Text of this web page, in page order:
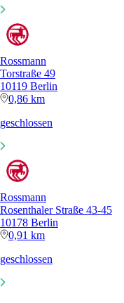
Rossmann
Torstraße 49
10119 Berlin
0,86 km
geschlossen
Rossmann
Rosenthaler Straße 43-45
10178 Berlin
0,91 km
geschlossen